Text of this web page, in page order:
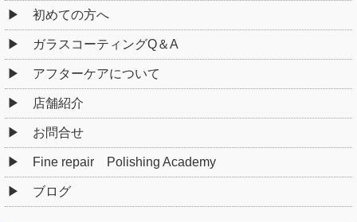
初めての方へ
ガラスコーティングQ＆A
アフターケアについて
店舗紹介
お問合せ
Fine repair Polishing Academy
ブログ